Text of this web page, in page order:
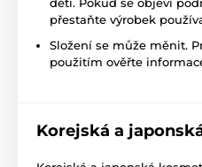
přestaňte výrobek
Složení se může měnit.
použitím ověřte
Korejská a